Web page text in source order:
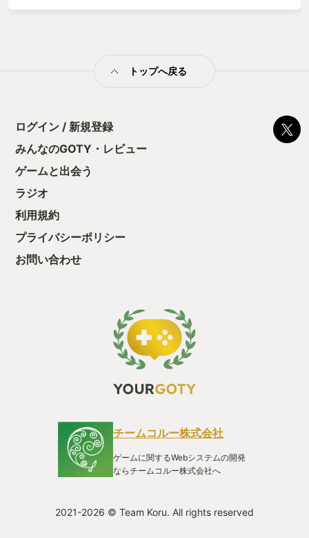
トップへ戻る
ログイン / 新規登録
みんなのGOTY・レビュー
ゲームと出会う
ラジオ
利用規約
プライバシーポリシー
お問い合わせ
チームコルー株式会社
ゲームに関するWebシステムの開発
ならチームコルー株式会社へ
2021-2026 © Team Koru. All rights reserved